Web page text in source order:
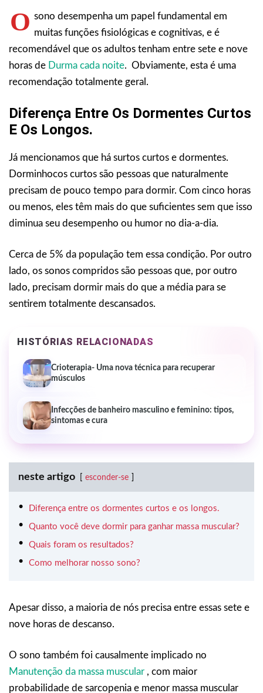
O sono desempenha um papel fundamental em
muitas funções fisiológicas e cognitivas, e é
recomendável que os adultos tenham entre sete e nove
horas de Durma cada noite. Obviamente, esta é uma
recomendação totalmente geral.
Diferença Entre Os Dormentes Curtos
E Os Longos.
Já mencionamos que há surtos curtos e dormentes.
Dorminhocos curtos são pessoas que naturalmente
precisam de pouco tempo para dormir. Com cinco horas
ou menos, eles têm mais do que suficientes sem que isso
diminua seu desempenho ou humor no dia-a-dia.
Cerca de 5% da população tem essa condição. Por outro
lado, os sonos compridos são pessoas que, por outro
lado, precisam dormir mais do que a média para se
sentirem totalmente descansados.
HISTÓRIAS RELACIONADAS
Crioterapia- Uma nova técnica para recuperar
músculos
Infecções de banheiro masculino e feminino: tipos,
sintomas e cura
neste artigo esconder-se
Diferença entre os dormentes curtos e os longos.
Quanto você deve dormir para ganhar massa muscular?
Quais foram os resultados?
Como melhorar nosso sono?
Apesar disso, a maioria de nós precisa entre essas sete e
nove horas de descanso.
O sono também foi causalmente implicado no
Manutenção da massa muscular , com maior
probabilidade de sarcopenia e menor massa muscular